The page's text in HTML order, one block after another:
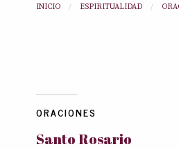
Usted está
INICIO ESPIRITUALIDAD
ORACIONES
Santo Rosario